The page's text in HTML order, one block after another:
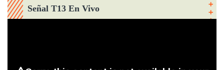
Señal T13 En Vivo